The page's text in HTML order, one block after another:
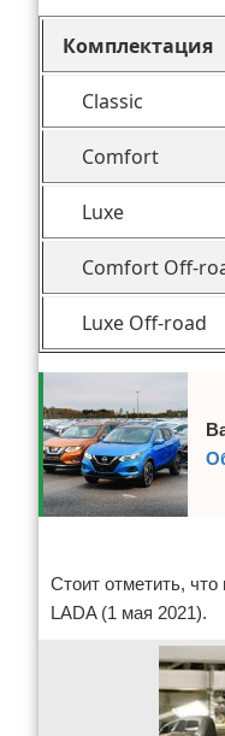
Комплектация
Classic
Comfort
Luxe
Comfort Off-
Luxe Off-road
Стоит отметить,
LADA (1 мая 2021).